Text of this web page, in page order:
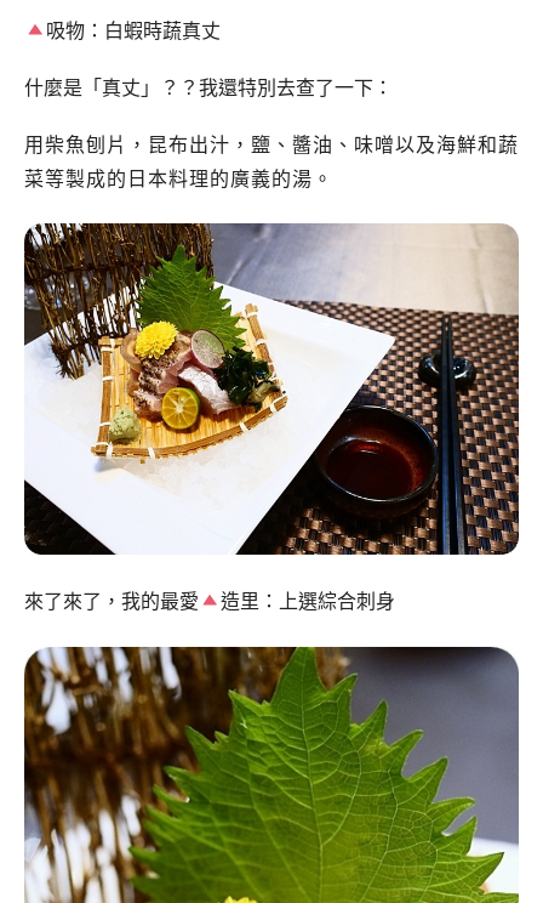
吸物：白蝦時蔬真丈
什麼是「真丈」？？我還特別去查了一下：
用柴魚刨片，昆布出汁，鹽、醬油、味噌以及海鮮和蔬
菜等製成的日本料理的廣義的湯。
來了來了，我的最愛 造里：上選綜合刺身